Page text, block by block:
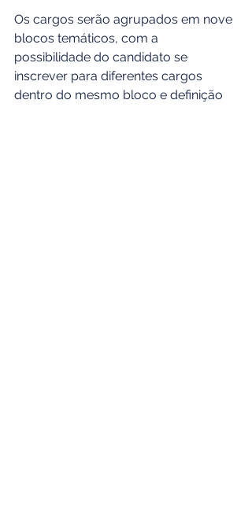
Os cargos serão agrupados em nove
blocos temáticos, com a
possibilidade do candidato se
inscrever para diferentes cargos
dentro do mesmo bloco e definição